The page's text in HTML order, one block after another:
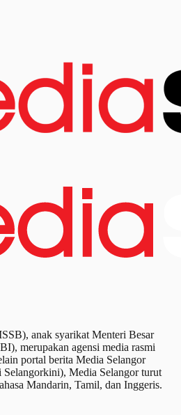
anak syarikat Menteri Besar
merupakan agensi media rasmi
portal berita Media Selangor
Selangorkini), Media Selangor turut
Mandarin, Tamil, dan Inggeris.